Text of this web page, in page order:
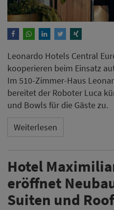
Leonardo Hotels Central
kooperieren beim Einsatz
Im 510-Zimmer-Haus
bereitet der Roboter Luca
und Bowls für die Gäste zu.
Weiterlesen
Hotel
eröffnet
Suiten und